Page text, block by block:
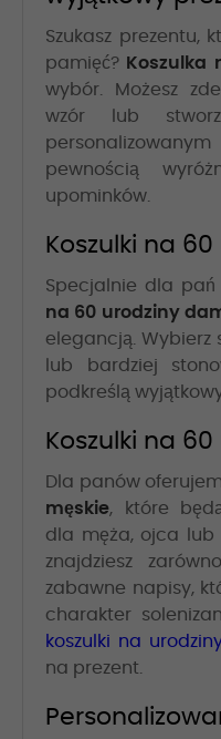
Szukasz prezentu,
pamięć? Koszulka
wybór. Możesz
wzór lub
pewnością
upominków.
Koszulki na
Specjalnie dla pań
na 60 urodziny
elegancją. Wybierz
lub bardziej
podkreślą
Koszulki na
Dla panów
męskie, które
dla męża, ojca lub
znajdziesz
zabawne napisy,
charakter
koszulki na
na prezent.